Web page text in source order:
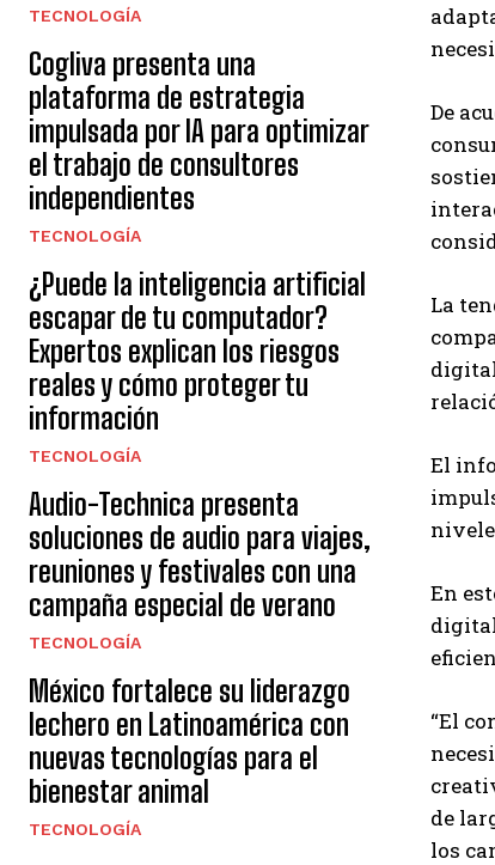
TECNOLOGÍA
Cogliva presenta una
plataforma de estrategia
impulsada por IA para optimizar
el trabajo de consultores
independientes
TECNOLOGÍA
¿Puede la inteligencia artificial
escapar de tu computador?
Expertos explican los riesgos
reales y cómo proteger tu
información
TECNOLOGÍA
Audio-Technica presenta
soluciones de audio para viajes,
reuniones y festivales con una
campaña especial de verano
TECNOLOGÍA
México fortalece su liderazgo
lechero en Latinoamérica con
nuevas tecnologías para el
bienestar animal
TECNOLOGÍA
De
La
El
En
“El
de
los